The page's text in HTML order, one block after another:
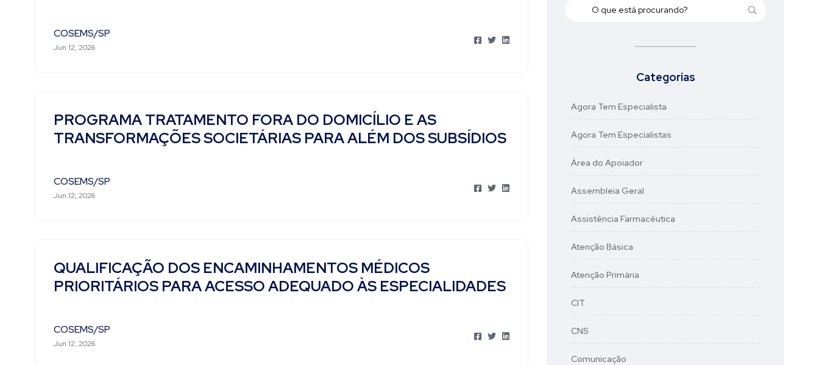
COSEMS/SP
Jun 12, 2026
PROGRAMA TRATAMENTO FORA DO DOMICÍLIO E AS
TRANSFORMAÇÕES SOCIETÁRIAS PARA ALÉM DOS SUBSÍDIOS
COSEMS/SP
Jun 12, 2026
QUALIFICAÇÃO DOS ENCAMINHAMENTOS MÉDICOS
PRIORITÁRIOS PARA ACESSO ADEQUADO ÀS ESPECIALIDADES
COSEMS/SP
Jun 12, 2026
Categorias
Agora Tem Especialista
Agora Tem Especialistas
Área do Apoiador
Assembleia Geral
Assistência Farmacêutica
Atenção Básica
Atenção Primária
CIT
CNS
Comunicação